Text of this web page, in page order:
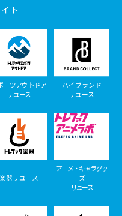
ト
ーツアウトドア
リユース
ハイブランド
リユース
楽器リユース
アニメ・キャラグッ
ズ
リユース